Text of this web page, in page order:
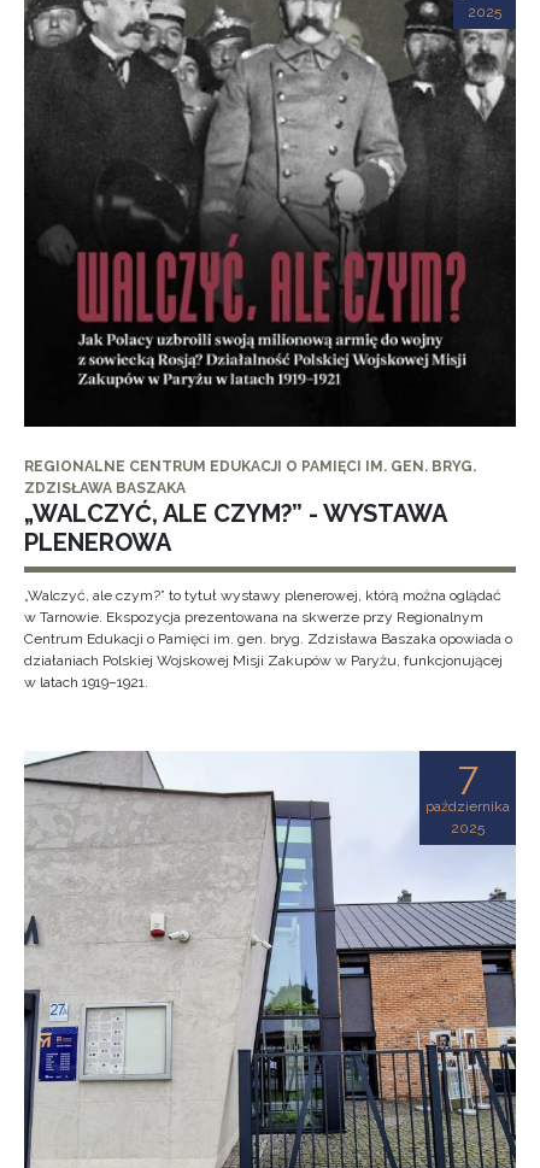
2025
REGIONALNE CENTRUM EDUKACJI O PAMIĘCI IM. GEN. BRYG.
ZDZISŁAWA BASZAKA
„WALCZYĆ, ALE CZYM?” - WYSTAWA
PLENEROWA
„Walczyć, ale czym?” to tytuł wystawy plenerowej, którą można oglądać
w Tarnowie. Ekspozycja prezentowana na skwerze przy Regionalnym
Centrum Edukacji o Pamięci im. gen. bryg. Zdzisława Baszaka opowiada o
działaniach Polskiej Wojskowej Misji Zakupów w Paryżu, funkcjonującej
w latach 1919–1921.
7
października
2025